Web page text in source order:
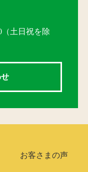
（土日祝を除
お客さまの声